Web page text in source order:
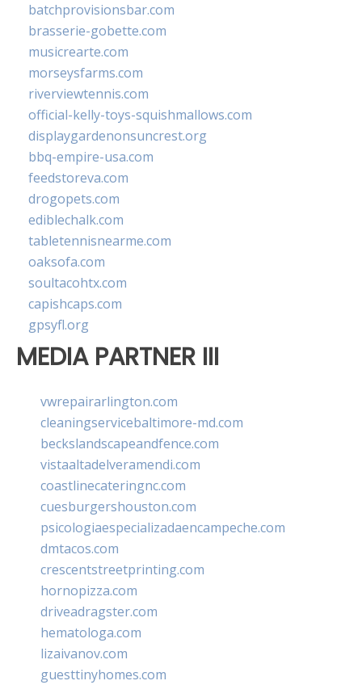
batchprovisionsbar.com
brasserie-gobette.com
musicrearte.com
morseysfarms.com
riverviewtennis.com
official-kelly-toys-squishmallows.com
displaygardenonsuncrest.org
bbq-empire-usa.com
feedstoreva.com
drogopets.com
ediblechalk.com
tabletennisnearme.com
oaksofa.com
soultacohtx.com
capishcaps.com
gpsyfl.org
MEDIA PARTNER III
vwrepairarlington.com
cleaningservicebaltimore-md.com
beckslandscapeandfence.com
vistaaltadelveramendi.com
coastlinecateringnc.com
cuesburgershouston.com
psicologiaespecializadaencampeche.com
dmtacos.com
crescentstreetprinting.com
hornopizza.com
driveadragster.com
hematologa.com
lizaivanov.com
guesttinyhomes.com